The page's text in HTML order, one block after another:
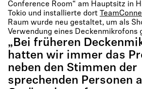
Conference Room“ am Hauptsitz in
Tokio und installierte dort
Raum wurde neu gestaltet, um als
Verwendung eines Deckenmikrofons
„Bei früheren
hatten wir immer das
neben den Stimmen der
sprechenden Personen